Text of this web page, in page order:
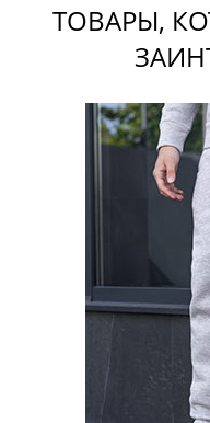
ТОВАРЫ,